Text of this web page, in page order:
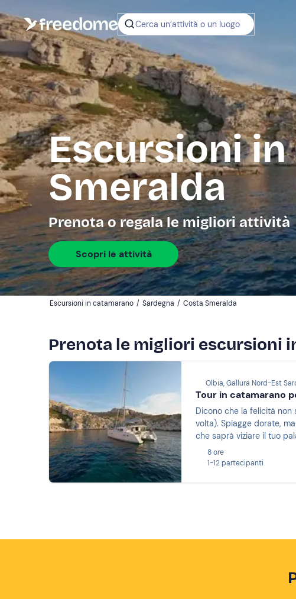
Cerca un’attività o un luogo
Escursioni
Smeralda
Prenota o regala le migliori attività
Scopri le attività
Escursioni in catamarano / Sardegna / Costa Smeralda
Prenota le migliori escursioni
Olbia, Gallura Nord-Est
Tour in catamarano
Dicono che la felicità
volta). Spiagge dorate,
che saprà viziare il tuo
una delle giornate più
8 ore
1-12 partecipanti